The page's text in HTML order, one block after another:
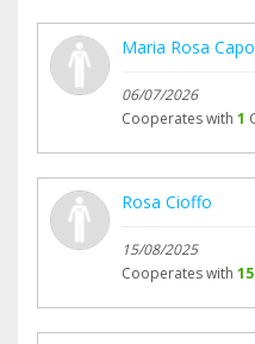
Maria Rosa
06/07/2026
Cooperates with 1
Rosa Cioffo
15/08/2025
Cooperates with 15